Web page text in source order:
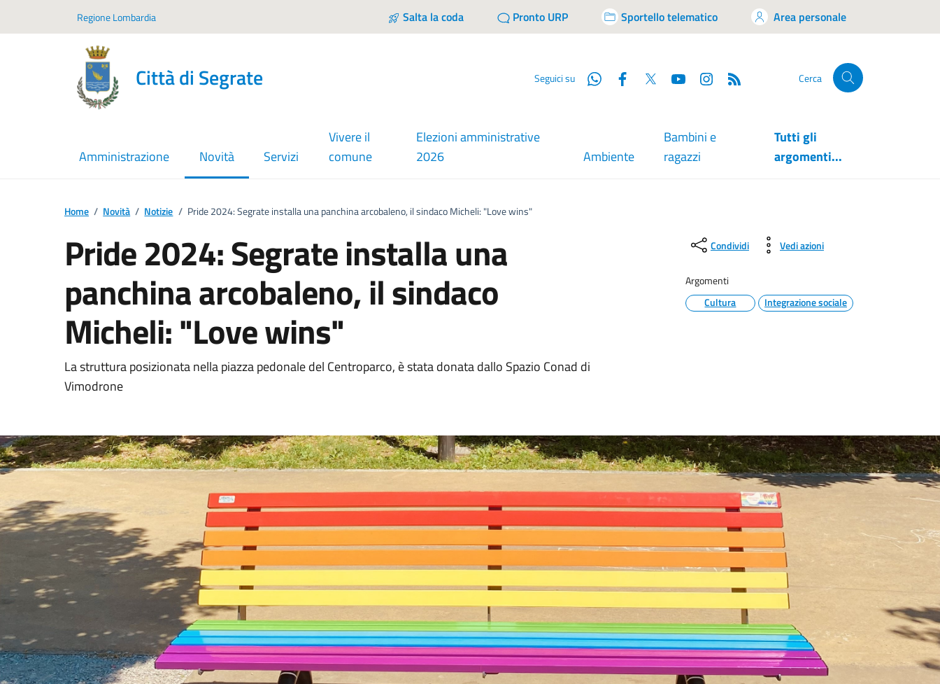
Regione Lombardia Salta la coda Pronto URP Sportello telematico Area personale
Città di Segrate Seguici su WhatsappFacebook
Twitter YouTube Cerca
Amministrazione Novità
menu selezionato
Servizi
Vivere il
comune
Elezioni amministrative
2026
Ambiente
Bambini e
ragazzi
Tutti gli
argomenti...
Home / Novità / Notizie / Pride 2024: Segrate installa una panchina arcobaleno, il sindaco Micheli: "Love wins"
Pride 2024: Segrate installa una
panchina arcobaleno, il sindaco
Micheli: "Love wins"
La struttura posizionata nella piazza pedonale del Centroparco, è stata donata dallo Spazio Conad di
Vimodrone
Condividi Vedi azioni
Argomenti
Cultura
Integrazione sociale